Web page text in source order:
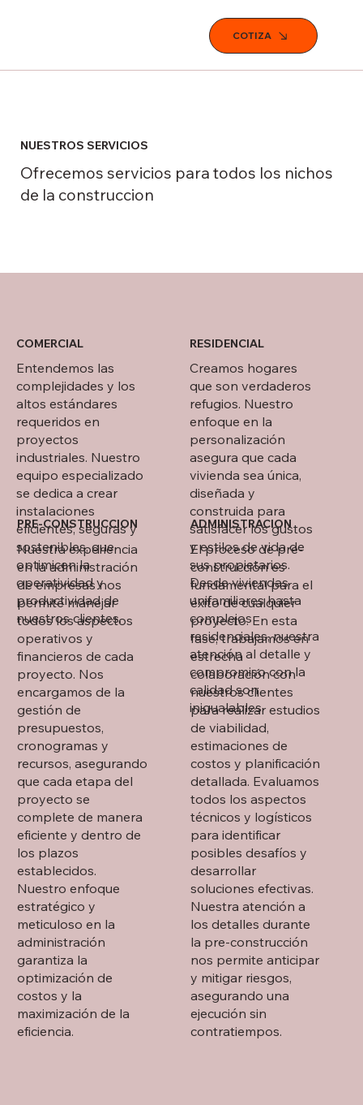
COTIZA
NUESTROS SERVICIOS
Ofrecemos servicios para todos los nichos
de la construccion
COMERCIAL
Entendemos las
complejidades y los
altos estándares
requeridos en
proyectos
industriales. Nuestro
equipo especializado
se dedica a crear
instalaciones
eficientes, seguras y
sostenibles, que
optimicen la
operatividad y
productividad de
nuestros clientes.
RESIDENCIAL
Creamos hogares
que son verdaderos
refugios. Nuestro
enfoque en la
personalización
asegura que cada
vivienda sea única,
diseñada y
construida para
satisfacer los gustos
y estilos de vida de
sus propietarios.
Desde viviendas
unifamiliares hasta
complejos
residenciales, nuestra
atención al detalle y
compromiso con la
calidad son
inigualables.
PRE-CONSTRUCCION
Nuestra experiencia
en la administración
de empresas nos
permite manejar
todos los aspectos
operativos y
financieros de cada
proyecto. Nos
encargamos de la
gestión de
presupuestos,
cronogramas y
recursos, asegurando
que cada etapa del
proyecto se
complete de manera
eficiente y dentro de
los plazos
establecidos.
Nuestro enfoque
estratégico y
meticuloso en la
administración
garantiza la
optimización de
costos y la
maximización de la
eficiencia.
ADMINISTRACION
El proceso de pre-
construcción es
fundamental para el
éxito de cualquier
proyecto. En esta
fase, trabajamos en
estrecha
colaboración con
nuestros clientes
para realizar estudios
de viabilidad,
estimaciones de
costos y planificación
detallada. Evaluamos
todos los aspectos
técnicos y logísticos
para identificar
posibles desafíos y
desarrollar
soluciones efectivas.
Nuestra atención a
los detalles durante
la pre-construcción
nos permite anticipar
y mitigar riesgos,
asegurando una
ejecución sin
contratiempos.